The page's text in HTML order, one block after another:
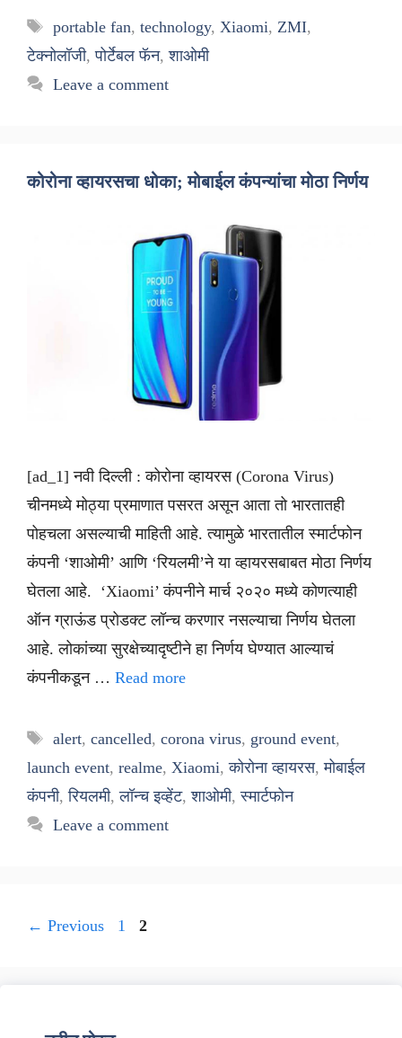
Tags
portable fan, technology, Xiaomi, ZMI,
टेक्नोलॉजी,पोर्टेबल फॅन,शाओमी
Leave a comment
कोरोना व्हायरसचा धोका; मोबाईल कंपन्यांचा मोठा निर्णय
[ad_1] नवी दिल्ली : कोरोना व्हायरस (Corona Virus)
चीनमध्ये मोठ्या प्रमाणात पसरत असून आता तो भारतातही
पोहचला असल्याची माहिती आहे. त्यामुळे भारतातील स्मार्टफोन
कंपनी ‘शाओमी’ आणि ‘रियलमी’ने या व्हायरसबाबत मोठा निर्णय
घेतला आहे. ‘Xiaomi’ कंपनीने मार्च २०२० मध्ये कोणत्याही
ऑन ग्राऊंड प्रोडक्ट लॉन्च करणार नसल्याचा निर्णय घेतला
आहे. लोकांच्या सुरक्षेच्यादृष्टीने हा निर्णय घेण्यात आल्याचं
कंपनीकडून … Read more
Tags
alert, cancelled, corona virus, ground event,
launch event, realme, Xiaomi,कोरोना व्हायरस,मोबाईल
कंपनी,रियलमी,लॉन्च इव्हेंट,शाओमी,स्मार्टफोन
Leave a comment
← Previous Page
1 Page
2